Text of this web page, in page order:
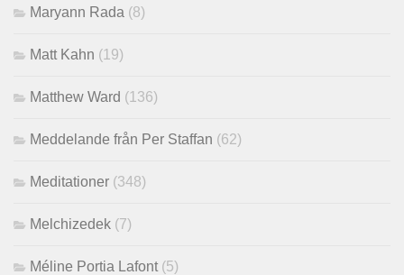
Maryann Rada (8)
Matt Kahn (19)
Matthew Ward (136)
Meddelande från Per Staffan (62)
Meditationer (348)
Melchizedek (7)
Méline Portia Lafont (5)